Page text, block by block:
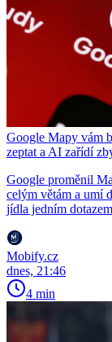
Google Mapy vám
zeptat a AI zařídí
Google proměnil
celým větám a umí
jídla jedním
Mobify.cz
dnes, 21:46
4 min